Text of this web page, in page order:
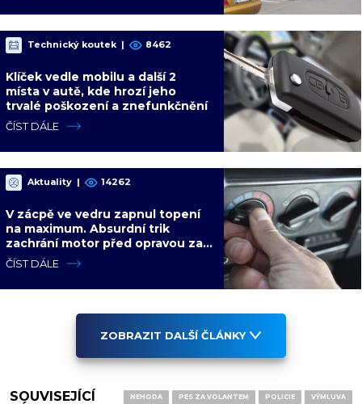
Technický koutek | 8462
Klíček vedle mobilu a další 2
místa v autě, kde hrozí jeho
trvalé poškození a znefunkčnění
ČÍST DÁLE
Aktuality | 14262
V zácpě ve vedru zapnul topení
na maximum. Absurdní trik
zachrání motor před opravou za
desítky tisíc
ČÍST DÁLE
ZOBRAZIT DALŠÍ ČLÁNKY
SOUVISEJÍCÍ
NEHODA PES ZA VOLANTEM POLICIE VÝMLUVA